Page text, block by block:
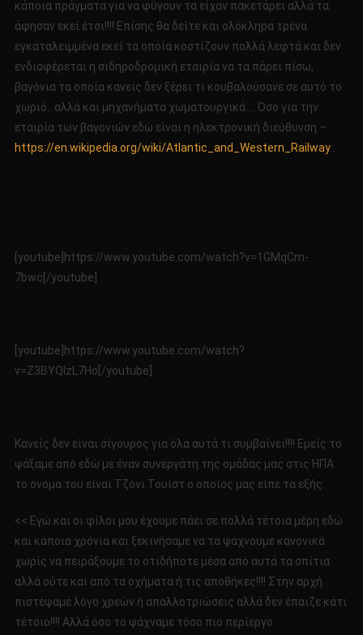
κάποια πράγματα για να φύγουν τα είχαν πακετάρει αλλά τα
άφησαν εκεί έτσι!!!! Επίσης θα δείτε και ολόκληρα τρένα
εγκαταλειμμένα εκεί τα οποία κοστίζουν πολλά λεφτά και δεν
ενδιαφέρεται η σιδηροδρομική εταιρία να τα πάρει πίσω,
βαγόνια τα οποία κανείς δεν ξέρει τι κουβαλούσανε σε αυτό το
χωριό…αλλά και μηχανήματα χωματουργικά…. Όσο για την
εταιρία των βαγονιών εδώ είναι η ηλεκτρονική διεύθυνση –
https://en.wikipedia.org/wiki/Atlantic_and_Western_Railway:
:
[youtube]https://www.youtube.com/watch?v=1GMqCm-
7bwc[/youtube]
[youtube]https://www.youtube.com/watch?
v=Z3BYQIzL7Ho[/youtube]
Κανείς δεν είναι σίγουρος για όλα αυτά τι συμβαίνει!!!! Εμείς το
ψάξαμε από εδώ με έναν συνεργάτη της ομάδας μας στις ΗΠΑ
το όνομα του είναι Τζόνι Τουίστ ο οποίος μας είπε τα εξής:
<< Εγώ και οι φίλοι μου έχουμε πάει σε πολλά τέτοια μέρη εδώ
και κάποια χρόνια και ξεκινήσαμε να τα ψάχνουμε κανονικά
χωρίς να πειράξουμε το οτιδήποτε μέσα από αυτά τα σπίτια
αλλά ούτε και από τα οχήματα ή τις αποθήκες!!!! Στην αρχή
πιστέψαμε λόγο χρεών ή απαλλοτριώσεις αλλά δεν έπαιζε κάτι
τέτοιο!!!! Αλλά όσο το ψάχναμε τόσο πιο περίεργο